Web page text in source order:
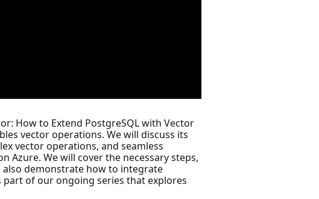
How to Extend PostgreSQL with Vector
vector operations. We will discuss its
vector operations, and seamless
Azure. We will cover the necessary steps,
demonstrate how to integrate
of our ongoing series that explores